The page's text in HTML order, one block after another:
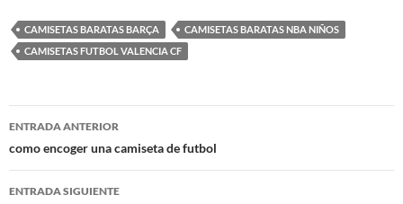
CAMISETAS BARATAS BARÇA
CAMISETAS BARATAS NBA NIÑOS
CAMISETAS FUTBOL VALENCIA CF
Navegación
de
entradas
ENTRADA ANTERIOR
como encoger una camiseta de futbol
ENTRADA SIGUIENTE